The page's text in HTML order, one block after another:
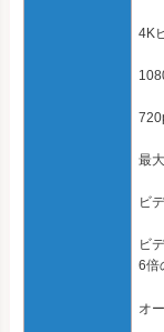
4K
最
ビ
ビ
6倍
オ